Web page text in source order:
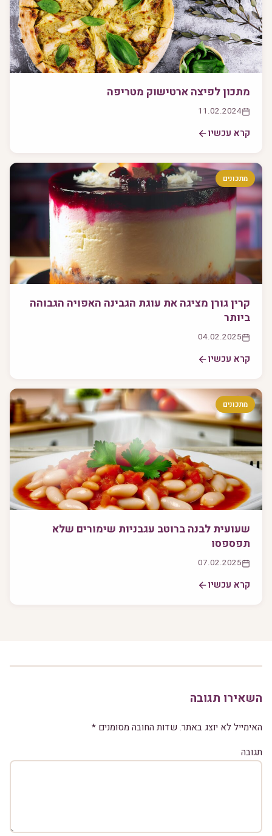
מתכון לפיצה ארטישוק מטריפה
11.02.2024
קרא עכשיו
מתכונים
קרין גורן מציגה את עוגת הגבינה האפויה הגבוהה
ביותר
04.02.2025
קרא עכשיו
מתכונים
שעועית לבנה ברוטב עגבניות שימורים שלא
תפספסו
07.02.2025
קרא עכשיו
השאירו תגובה
האימייל לא יוצג באתר. שדות החובה מסומנים *
תגובה